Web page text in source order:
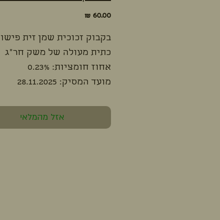
מחיר
בקבוק זכוכית שמן זית
כתית מעולה של משק חר"ג
אחוז חומציות: 0.23%
מועד המסיק: 28.11.2025
אזל מהמלאי